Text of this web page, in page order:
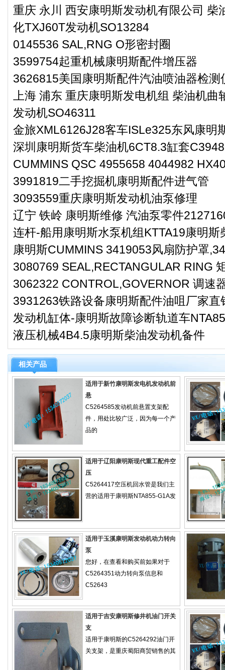
重庆 永川 西安康明斯发动机有限公司 柴
化TXJ60T发动机SO13284
0145536 SAL,RNG O形密封圈
3599754起重机械康明斯配件增压器
3626815美国康明斯配件汽油喷油器检测
上海 浦东 重庆康明斯发电机组 柴油机曲
发动机SO46311
金旅XML6126J28客车ISLe325东风康明
深圳康明斯货车柴油机6CT8.3缸套
CUMMINS QSC 4955658 4044982
3991819二手挖掘机康明斯配件进气管
3093559重庆康明斯发动机油泵修理
辽宁 铁岭 康明斯维修 汽油泵零件
连杆-船用康明斯水泵机组KTTA19康明斯
康明斯CUMMINS 3419053风扇防护罩
3080769 SEAL,RECTANGULAR RING
3062322 CONTROL,GOVERNOR 调速
3931263铁路设备康明斯配件油咀厂家直
发动机缸体-康明斯故障诊断轨道车
液压机械4B4.5康明斯柴油发动机备件
相关产品
适用于新竹康明斯发电机发动机前
悬
C5264585发动机前悬置支架配
件，用处比较广泛，因为每一个产
品的
适用于辽阳康明斯现代重工配件空
压
C5264417空压机回水管是我们主
营的适用于康明斯NTA855-G1A发
适用于玉溪康明斯发动机动力转向
泵
您好，在查看和购买前如果对于
C5264351动力转向泵信息和
C52643
适用于吉安康明斯修井机油门开关
支
适用于康明斯的C5264292油门开
关支架，是重庆蜀阳商贸销售的其